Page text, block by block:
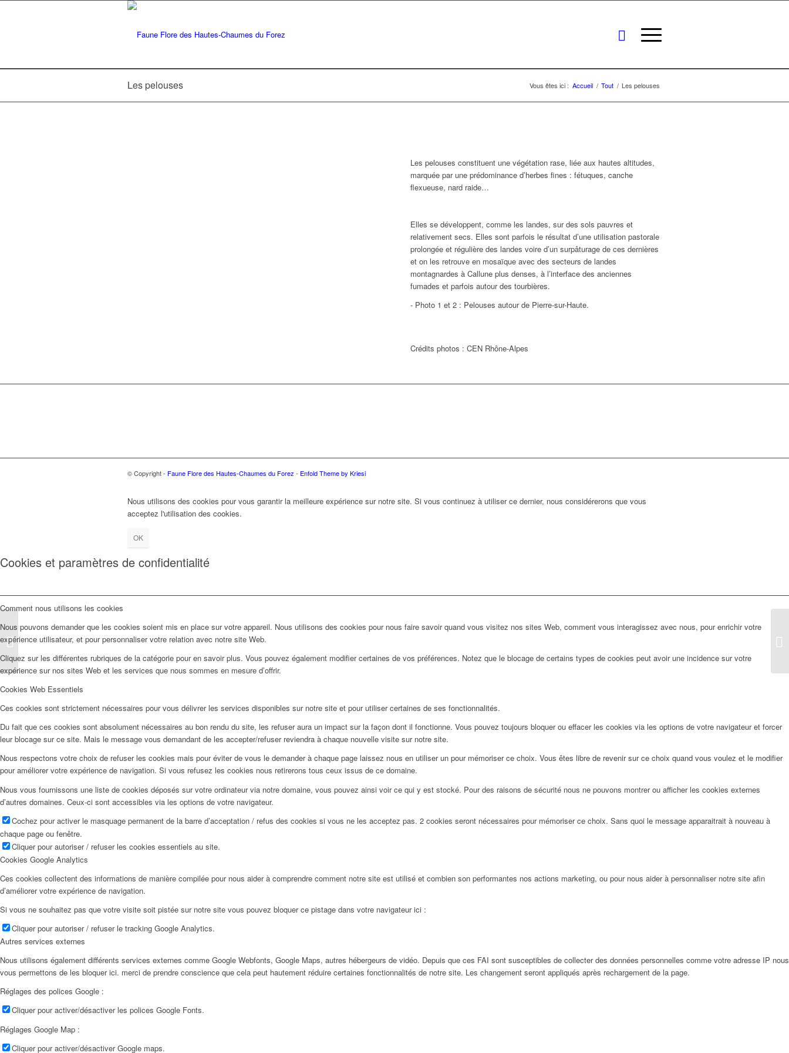
Les pelouses Vous êtes ici : Accueil / Tout / Les pelouses
Les pelouses constituent une végétation rase, liée aux hautes altitudes,
marquée par une prédominance d’herbes fines : fétuques, canche
flexueuse, nard raide…
Elles se développent, comme les landes, sur des sols pauvres et
relativement secs. Elles sont parfois le résultat d’une utilisation pastorale
prolongée et régulière des landes voire d’un surpâturage de ces dernières
et on les retrouve en mosaïque avec des secteurs de landes
montagnardes à Callune plus denses, à l’interface des anciennes
fumades et parfois autour des tourbières.
- Photo 1 et 2 : Pelouses autour de Pierre-sur-Haute.
Crédits photos : CEN Rhône-Alpes
© Copyright - Faune Flore des Hautes-Chaumes du Forez - Enfold Theme by Kriesi
Les forêts
Nous utilisons des cookies pour vous garantir la meilleure expérience sur notre site. Si vous continuez à utiliser ce dernier, nous considérerons que vous
acceptez l'utilisation des cookies.
OK
Cookies et paramètres de confidentialité
Comment nous utilisons les cookies
Nous pouvons demander que les cookies soient mis en place sur votre appareil. Nous utilisons des cookies pour nous faire savoir quand vous visitez nos sites Web, comment vous interagissez avec nous, pour enrichir votre
expérience utilisateur, et pour personnaliser votre relation avec notre site Web.
Cliquez sur les différentes rubriques de la catégorie pour en savoir plus. Vous pouvez également modifier certaines de vos préférences. Notez que le blocage de certains types de cookies peut avoir une incidence sur votre
expérience sur nos sites Web et les services que nous sommes en mesure d’offrir.
Cookies Web Essentiels
Ces cookies sont strictement nécessaires pour vous délivrer les services disponibles sur notre site et pour utiliser certaines de ses fonctionnalités.
Du fait que ces cookies sont absolument nécessaires au bon rendu du site, les refuser aura un impact sur la façon dont il fonctionne. Vous pouvez toujours bloquer ou effacer les cookies via les options de votre navigateur et forcer
leur blocage sur ce site. Mais le message vous demandant de les accepter/refuser reviendra à chaque nouvelle visite sur notre site.
Nous respectons votre choix de refuser les cookies mais pour éviter de vous le demander à chaque page laissez nous en utiliser un pour mémoriser ce choix. Vous êtes libre de revenir sur ce choix quand vous voulez et le modifier
pour améliorer votre expérience de navigation. Si vous refusez les cookies nous retirerons tous ceux issus de ce domaine.
Nous vous fournissons une liste de cookies déposés sur votre ordinateur via notre domaine, vous pouvez ainsi voir ce qui y est stocké. Pour des raisons de sécurité nous ne pouvons montrer ou afficher les cookies externes
d’autres domaines. Ceux-ci sont accessibles via les options de votre navigateur.
Cochez pour activer le masquage permanent de la barre d’acceptation / refus des cookies si vous ne les acceptez pas. 2 cookies seront nécessaires pour mémoriser ce choix. Sans quoi le message apparaitrait à nouveau à
chaque page ou fenêtre.
Cliquer pour autoriser / refuser les cookies essentiels au site.
Cookies Google Analytics
Ces cookies collectent des informations de manière compilée pour nous aider à comprendre comment notre site est utilisé et combien son performantes nos actions marketing, ou pour nous aider à personnaliser notre site afin
d’améliorer votre expérience de navigation.
Si vous ne souhaitez pas que votre visite soit pistée sur notre site vous pouvez bloquer ce pistage dans votre navigateur ici :
Cliquer pour autoriser / refuser le tracking Google Analytics.
Autres services externes
Nous utilisons également différents services externes comme Google Webfonts, Google Maps, autres hébergeurs de vidéo. Depuis que ces FAI sont susceptibles de collecter des données personnelles comme votre adresse IP nous
vous permettons de les bloquer ici. merci de prendre conscience que cela peut hautement réduire certaines fonctionnalités de notre site. Les changement seront appliqués après rechargement de la page.
Réglages des polices Google :
Cliquer pour activer/désactiver les polices Google Fonts.
Réglages Google Map :
Cliquer pour activer/désactiver Google maps.